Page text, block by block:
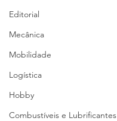
Editorial
Mecânica
Mobilidade
Logística
Hobby
Combustíveis e Lubrificantes